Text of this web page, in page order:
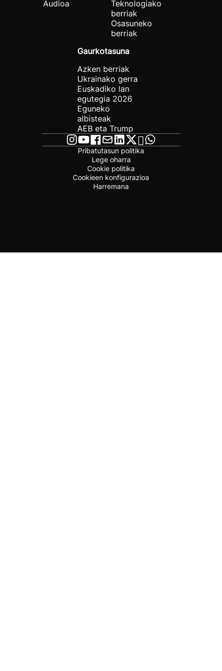
Audioa
Teknologiako
berriak
Osasuneko
berriak
Gaurkotasuna
Azken berriak
Ukrainako gerra
Euskadiko lan
egutegia 2026
Eguneko
albisteak
AEB eta Trump
Pribatutasun politika
Lege oharra
Cookie politika
Cookieen konfigurazioa
Harremana